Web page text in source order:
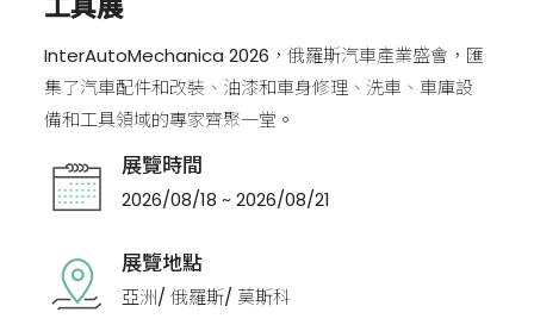
InterAutoMechanica 2026，俄羅斯汽車產業盛會，匯
集了汽車配件和改裝、油漆和車身修理、洗車、車庫設
備和工具領域的專家齊聚一堂。
展覽時間
2026/08/18 ~ 2026/08/21
展覽地點
亞洲/ 俄羅斯/ 莫斯科